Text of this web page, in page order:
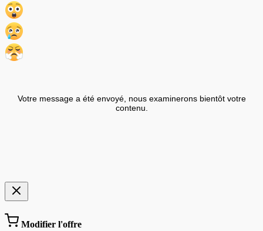
Votre message a été envoyé, nous examinerons bientôt votre
contenu.
Modifier l'offre